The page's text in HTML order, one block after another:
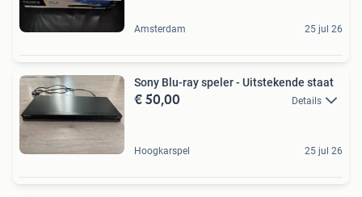
Amsterdam 25 jul 26
Sony Blu-ray speler - Uitstekende staat
€ 50,00 Details
Hoogkarspel 25 jul 26